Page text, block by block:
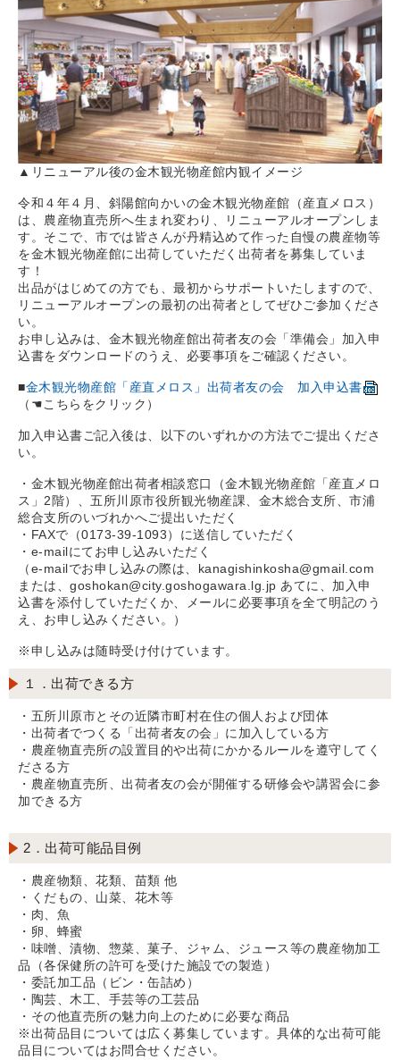
▲リニューアル後の金木観光物産館内観イメージ
令和４年４月、斜陽館向かいの金木観光物産館（産直メロス）
は、農産物直売所へ生まれ変わり、リニューアルオープンしま
す。そこで、市では皆さんが丹精込めて作った自慢の農産物等
を金木観光物産館に出荷していただく出荷者を募集していま
す！
出品がはじめての方でも、最初からサポートいたしますので、
リニューアルオープンの最初の出荷者としてぜひご参加くださ
い。
お申し込みは、金木観光物産館出荷者友の会「準備会」加入申
込書をダウンロードのうえ、必要事項をご確認ください。
■金木観光物産館「産直メロス」出荷者友の会 加入申込書
（☚こちらをクリック）
加入申込書ご記入後は、以下のいずれかの方法でご提出くださ
い。
・金木観光物産館出荷者相談窓口（金木観光物産館「産直メロ
ス」2階）、五所川原市役所観光物産課、金木総合支所、市浦
総合支所のいづれかへご提出いただく
・FAXで（0173-39-1093）に送信していただく
・e-mailにてお申し込みいただく
（e-mailでお申し込みの際は、kanagishinkosha@gmail.com
または、goshokan@city.goshogawara.lg.jp あてに、加入申
込書を添付していただくか、メールに必要事項を全て明記のう
え、お申し込みください。）
※申し込みは随時受け付けています。
１．出荷できる方
・五所川原市とその近隣市町村在住の個人および団体
・出荷者でつくる「出荷者友の会」に加入している方
・農産物直売所の設置目的や出荷にかかるルールを遵守してく
ださる方
・農産物直売所、出荷者友の会が開催する研修会や講習会に参
加できる方
2．出荷可能品目例
・農産物類、花類、苗類 他
・くだもの、山菜、花木等
・肉、魚
・卵、蜂蜜
・味噌、漬物、惣菜、菓子、ジャム、ジュース等の農産物加工
品（各保健所の許可を受けた施設での製造）
・委託加工品（ビン・缶詰め）
・陶芸、木工、手芸等の工芸品
・その他直売所の魅力向上のために必要な商品
※出荷品目については広く募集しています。具体的な出荷可能
品目についてはお問合せください。